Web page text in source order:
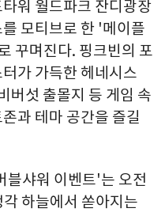
워 월드파크 잔디광장
모티브로 한 '메이플
꾸며진다. 핑크빈의 포
가 가득한 헤네시스
버섯 출몰지 등 게임 속
과 테마 공간을 즐길
블샤워 이벤트'는 오전
하늘에서 쏟아지는